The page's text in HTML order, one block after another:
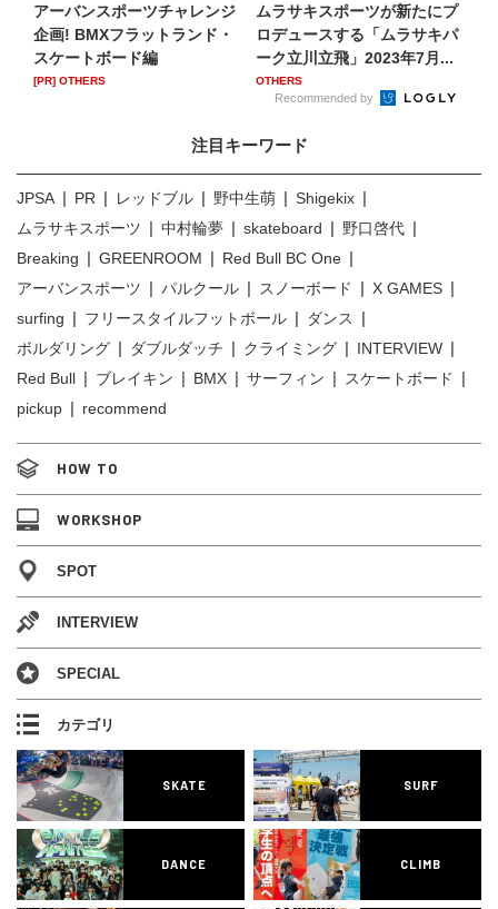
アーバンスポーツチャレンジ
企画! BMXフラットランド・
スケートボード編
[PR] OTHERS
ムラサキスポーツが新たにプ
ロデュースする「ムラサキパ
ーク立川立飛」2023年7月...
OTHERS
Recommended by
注目キーワード
JPSA PR レッドブル 野中生萌
Shigekix
ムラサキスポーツ
中村輪夢 skateboard
野口啓代
Breaking
GREENROOM
Red Bull BC One
アーバンスポーツ
パルクール スノーボード
X GAMES
surfing
フリースタイルフットボール
ダンス
ボルダリング
ダブルダッチ クライミング
INTERVIEW
Red Bull
ブレイキン BMX サーフィン
スケートボード
pickup
recommend
HOW TO
WORKSHOP
SPOT
INTERVIEW
SPECIAL
カテゴリ
SKATE SURF
DANCE CLIMB